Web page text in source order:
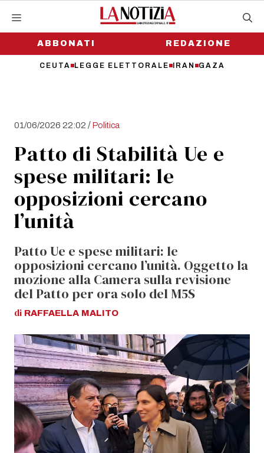
contenutoABBONATI
CEUTA LEGGE ELETTORALE IRAN GAZA
REDAZIONE
01/06/2026 22:02 /Politica
Patto di Stabilità Ue e
spese militari: le
opposizioni cercano
l’unità
Patto Ue e spese militari: le
opposizioni cercano l’unità. Oggetto la
mozione alla Camera sulla revisione
del Patto per ora solo del M5S
di RAFFAELLA MALITO